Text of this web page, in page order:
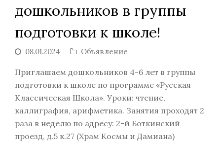
дошкольников в группы
подготовки к школе!
08.01.2024 Объявление
Приглашаем дошкольников 4-6 лет в группы
подготовки к школе по программе «Русская
Классическая Школа». Уроки: чтение,
каллиграфия, арифметика. Занятия проходят 2
раза в неделю по адресу: 2-й Боткинский
проезд, д.5 к.27 (Храм Космы и Дамиана)